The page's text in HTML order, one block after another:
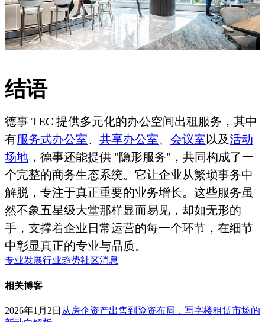
结语
德事 TEC 提供多元化的办公空间出租服务，其中
有服务式办公室、 共享办公室、 会议室以及活动
场地 ，德事还能提供 "隐形服务"，共同构成了一
个完整的商务生态系统。它让企业从繁琐事务中
解脱，专注于真正重要的业务增长。这些服务虽
然不象五星级大堂那样显而易见，却如无形的
手，支撑着企业日常运营的每一个环节，在细节
中彰显真正的专业与品质。
专业发展行业趋势社区消息
相关博客
2026年1月2日 从房企资产出售到险资布局，写字楼租赁市场的